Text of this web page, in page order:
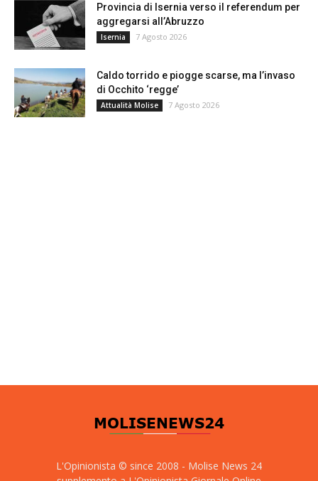
Provincia di Isernia verso il referendum per
aggregarsi all’Abruzzo
Isernia 7 Agosto 2026
Caldo torrido e piogge scarse, ma l’invaso
di Occhito ‘regge’
Attualità Molise 7 Agosto 2026
L'Opinionista © since 2008 - Molise News 24